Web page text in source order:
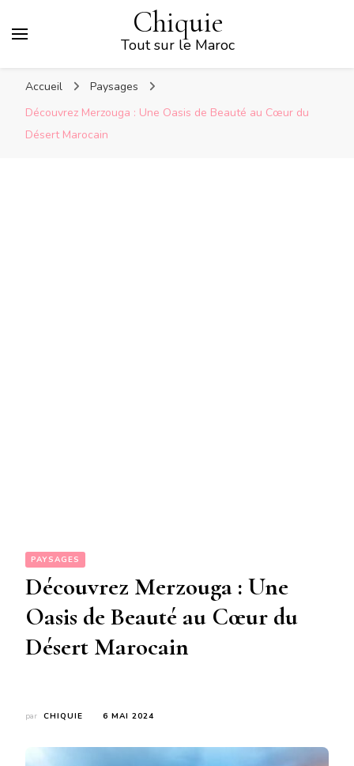
Chiquie
Tout sur le Maroc
Accueil
Paysages
Découvrez Merzouga : Une Oasis de Beauté au Cœur du
Désert Marocain
PAYSAGES
Découvrez Merzouga : Une
Oasis de Beauté au Cœur du
Désert Marocain
par CHIQUIE 6 MAI 2024